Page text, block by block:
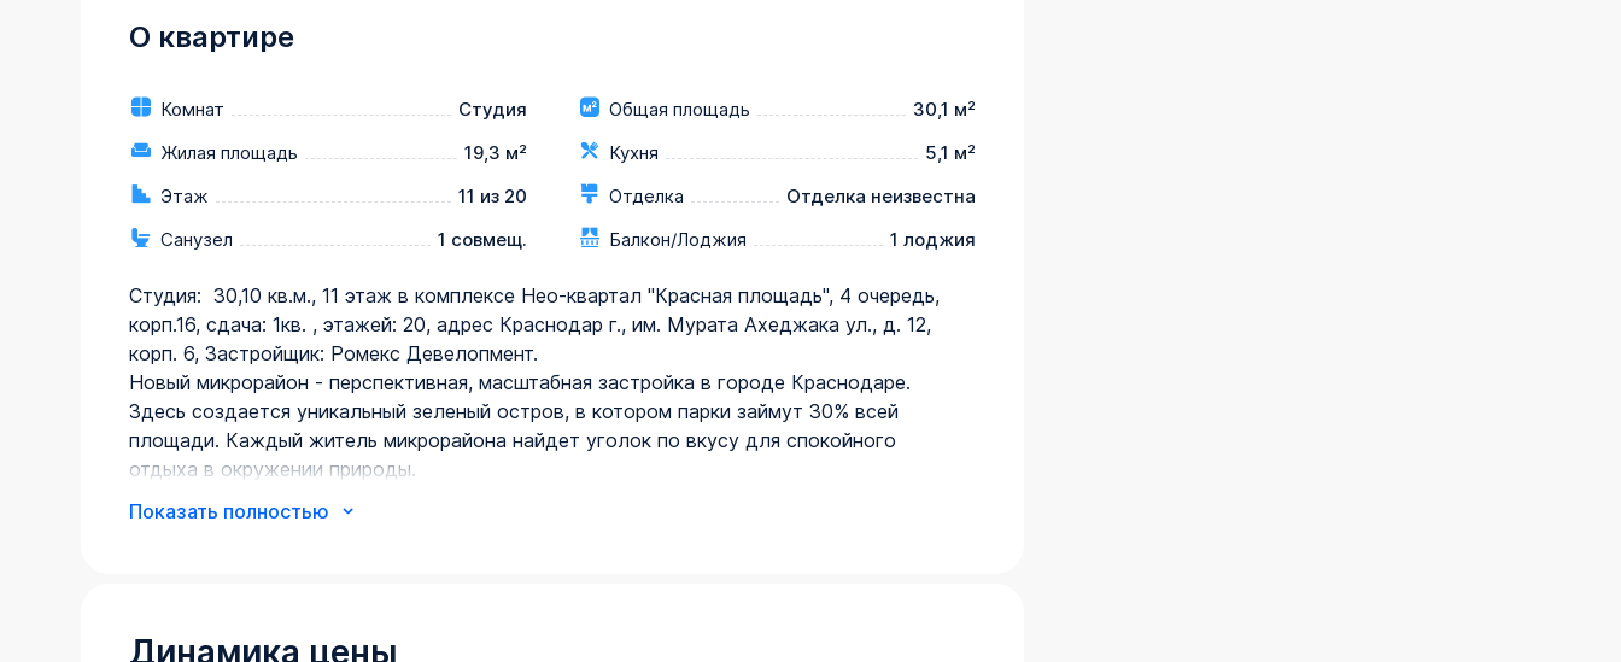
О квартире
Комнат Студия Общая площадь
30,1 м²
Жилая площадь
19,3 м² Кухня
5,1 м²
Этаж
11 из 20 Отделка
Отделка неизвестна
Санузел
1 совмещ. Балкон/Лоджия 1 лоджия
Студия:  30,10 кв.м., 11 этаж в комплексе Нео-квартал "Красная площадь", 4 очередь,
корп.16, сдача: 1кв. , этажей: 20, адрес Краснодар г., им. Мурата Ахеджака ул., д. 12,
корп. 6, Застройщик: Ромекс Девелопмент.
Новый микрорайон - перспективная, масштабная застройка в городе Краснодаре.
Здесь создается уникальный зеленый остров, в котором парки займут 30% всей
площади. Каждый житель микрорайона найдет уголок по вкусу для спокойного
отдыха в окружении природы.
В домах продуманные и комфортные планировки квартир с предчистовой отделкой.
В шаговой доступности 3 общеобразовательные школы, школа искусств, детские
Показать полностью
Динамика цены